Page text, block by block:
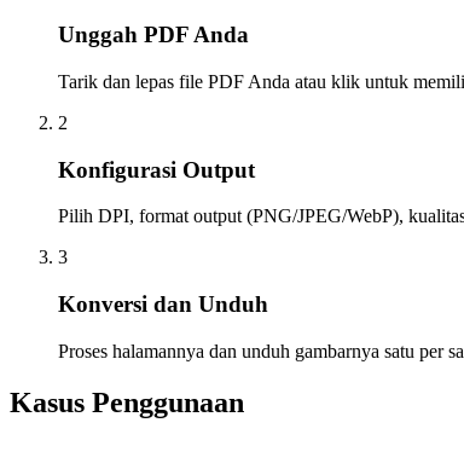
Unggah PDF Anda
Tarik dan lepas file PDF Anda atau klik untuk
2
Konfigurasi Output
Pilih DPI, format output (PNG/JPEG/WebP),
3
Konversi dan Unduh
Proses halamannya dan unduh gambarnya satu per
Kasus Penggunaan